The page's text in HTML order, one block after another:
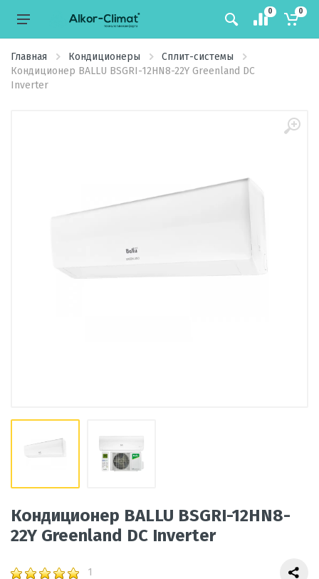
0 0
Главная Кондиционеры
Сплит-системы
Кондиционер BALLU BSGRI-12HN8-22Y Greenland DC
Inverter
Кондиционер BALLU BSGRI-12HN8-
22Y Greenland DC Inverter
1